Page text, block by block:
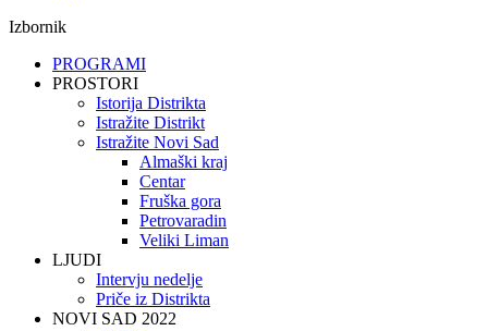
Izbornik
PROGRAMI
PROSTORI
Istorija Distrikta
Istražite Distrikt
Istražite Novi Sad
Almaški kraj
Centar
Fruška gora
Petrovaradin
Veliki Liman
LJUDI
Intervju nedelje
Priče iz Distrikta
NOVI SAD 2022